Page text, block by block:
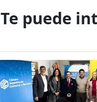
Te puede